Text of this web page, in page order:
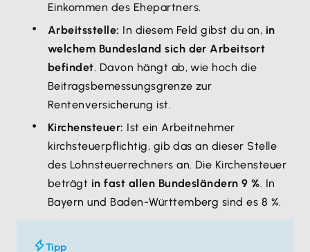
Einkommen des Ehepartners.
Arbeitsstelle: In diesem Feld gibst du an, in
welchem Bundesland sich der Arbeitsort
befindet. Davon hängt ab, wie hoch die
Beitragsbemessungsgrenze zur
Rentenversicherung ist.
Kirchensteuer: Ist ein Arbeitnehmer
kirchsteuerpflichtig, gib das an dieser Stelle
des Lohnsteuerrechners an. Die Kirchensteuer
beträgt in fast allen Bundesländern 9 %. In
Bayern und Baden-Württemberg sind es 8 %.
Tipp